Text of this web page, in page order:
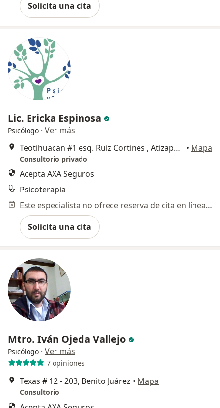
Solicita una cita
Lic. Ericka Espinosa
Psicólogo · Ver más
Teotihuacan #1 esq. Ruiz Cortines , Atizapán de Zaragoza
• Mapa
Consultorio privado
Acepta AXA Seguros
Psicoterapia
Este especialista no ofrece reserva de cita en línea en esta dirección.
Solicita una cita
Mtro. Iván Ojeda Vallejo
Psicólogo · Ver más
7 opiniones
Texas # 12 - 203, Benito Juárez • Mapa
Consultorio